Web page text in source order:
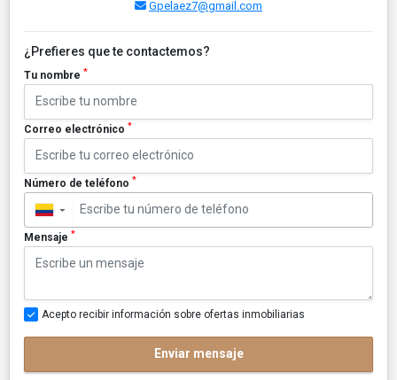
Gpelaez7@gmail.com
¿Prefieres que te contactemos?
Tu nombre *
Correo electrónico *
Número de teléfono *
▼
Mensaje *
Acepto recibir información sobre ofertas inmobiliarias
Enviar mensaje